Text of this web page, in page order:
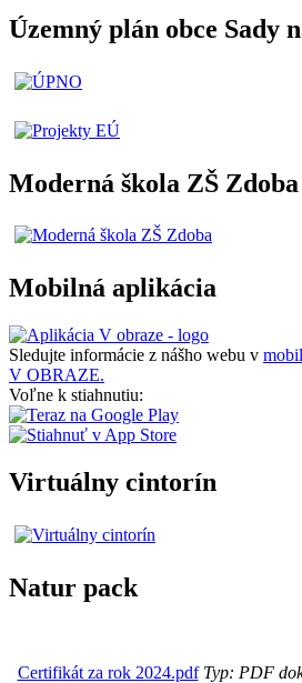
Územný plán obce Sady
Moderná škola ZŠ Zdoba
Mobilná aplikácia
Sledujte informácie z nášho webu v
V OBRAZE.
Voľne k stiahnutiu:
Virtuálny cintorín
Natur pack
Certifikát za rok 2024.pdfTyp: PDF